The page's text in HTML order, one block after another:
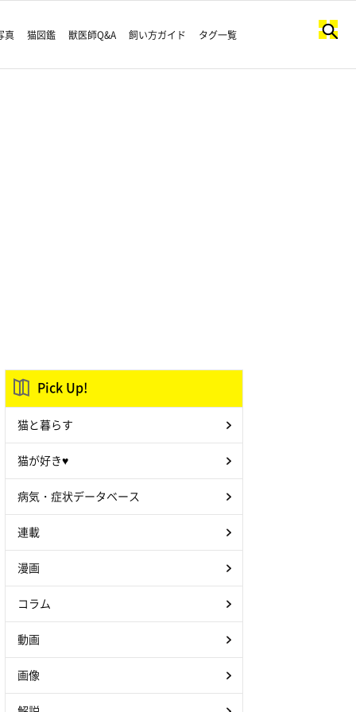
真 猫図鑑 獣医師Q&A 飼い方ガイド タグ一覧
Pick Up!
猫と暮らす
猫が好き♥
病気・症状データベース
連載
漫画
コラム
動画
画像